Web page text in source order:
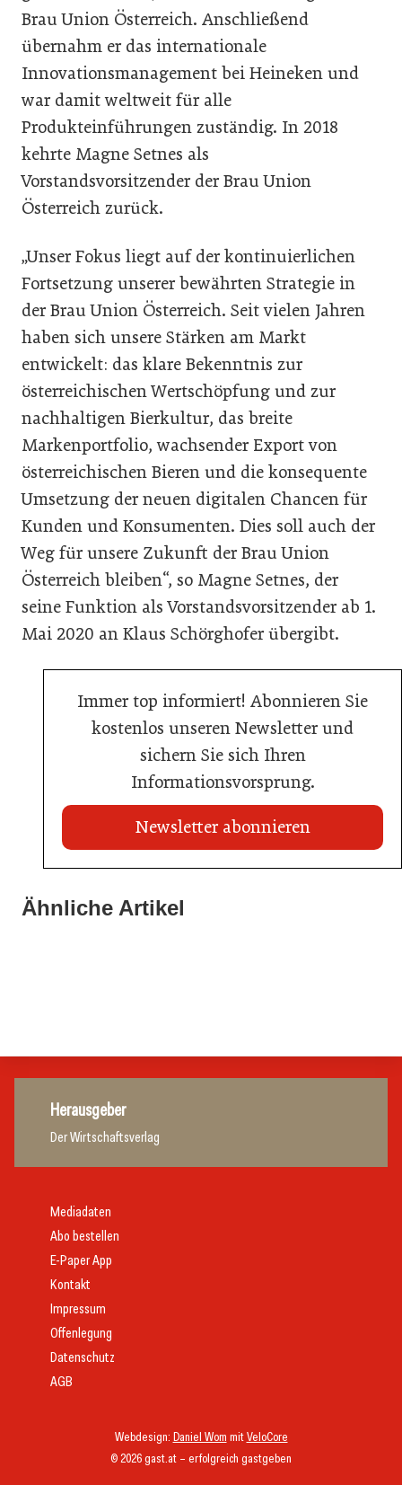
Brau Union Österreich. Anschließend
übernahm er das internationale
Innovationsmanagement bei Heineken und
war damit weltweit für alle
Produkteinführungen zuständig. In 2018
kehrte Magne Setnes als
Vorstandsvorsitzender der Brau Union
Österreich zurück.
„Unser Fokus liegt auf der kontinuierlichen
Fortsetzung unserer bewährten Strategie in
der Brau Union Österreich. Seit vielen Jahren
haben sich unsere Stärken am Markt
entwickelt: das klare Bekenntnis zur
österreichischen Wertschöpfung und zur
nachhaltigen Bierkultur, das breite
Markenportfolio, wachsender Export von
österreichischen Bieren und die konsequente
Umsetzung der neuen digitalen Chancen für
Kunden und Konsumenten. Dies soll auch der
Weg für unsere Zukunft der Brau Union
Österreich bleiben“, so Magne Setnes, der
seine Funktion als Vorstandsvorsitzender ab 1.
Mai 2020 an Klaus Schörghofer übergibt.
Immer top informiert! Abonnieren Sie
kostenlos unseren Newsletter und
sichern Sie sich Ihren
Informationsvorsprung.
Newsletter abonnieren
Ähnliche Artikel
20. Juli 2026
03. Juni 2026
Herausgeber
Der Wirtschaftsverlag
© 2026 gast.at – erfolgreich gastgeben
Webdesign: Daniel Wom mitVeloCore
Mediadaten
Abo bestellen
E-Paper App
Kontakt
Impressum
Offenlegung
Datenschutz
AGB